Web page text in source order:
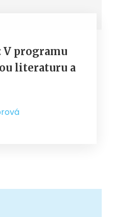
V programu
literaturu a